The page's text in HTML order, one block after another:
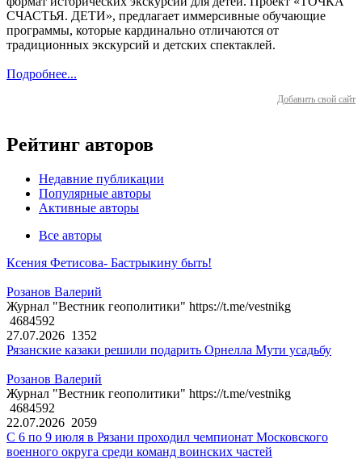
СЧАСТЬЯ. ДЕТИ», предлагает иммерсивные обучающие
программы, которые кардинально отличаются от
традиционных экскурсий и детских спектаклей.
Подробнее...
Добавить свой сайт
Рейтинг авторов
Недавние публикации
Популярные авторы
Активные авторы
Все авторы
Ксения Фетисова- Бастрыкину быть!
Розанов Валерий
Журнал "Вестник геополитики" https://t.me/vestnikg
4684592
27.07.2026 1352
Рязанские казаки решили подарить Орнелла Мути усадьбу
Розанов Валерий
Журнал "Вестник геополитики" https://t.me/vestnikg
4684592
22.07.2026 2059
С 6 по 9 июля в Рязани проходил чемпионат Московского
военного округа среди команд воинских частей